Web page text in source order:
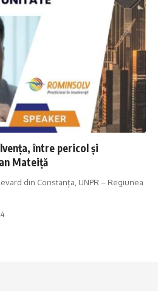
între pericol şi
Mateiţă
din Constanța, UNPR – Regiunea